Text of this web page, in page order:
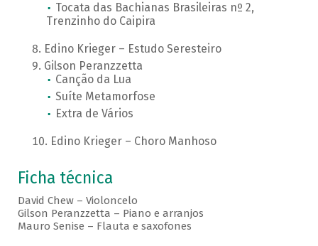
Tocata das Bachianas Brasileiras nº 2,
Trenzinho do Caipira
Edino Krieger – Estudo Seresteiro
Gilson Peranzzetta
Canção da Lua
Suíte Metamorfose
Extra de Vários
Edino Krieger – Choro Manhoso
Ficha técnica
David Chew – Violoncelo
Gilson Peranzzetta – Piano e arranjos
Mauro Senise – Flauta e saxofones